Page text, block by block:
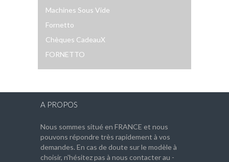
Machines Sous Vide
Fornetto
Chèques CadeauX
FORNETTO
A PROPOS
Nous sommes situé en FRANCE et nous
pouvons répondre très rapidement à vos
demandes. En cas de doute sur le modèle à
choisir, n'hésitez pas à nous contacter au -